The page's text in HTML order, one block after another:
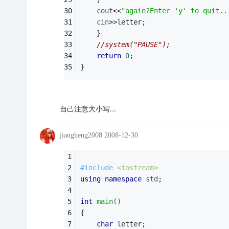
cout<<"again?Enter 'y' to
cin>>letter;
    }
//system("PAUSE");
return 0;
}
自己注意大小写...
jiangheng2008 2008-12-30
#include <iostream>
using namespace std ;
int main()
{
char letter;